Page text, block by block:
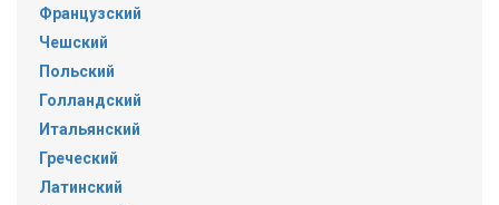
Французский
Чешский
Польский
Голландский
Итальянский
Греческий
Латинский